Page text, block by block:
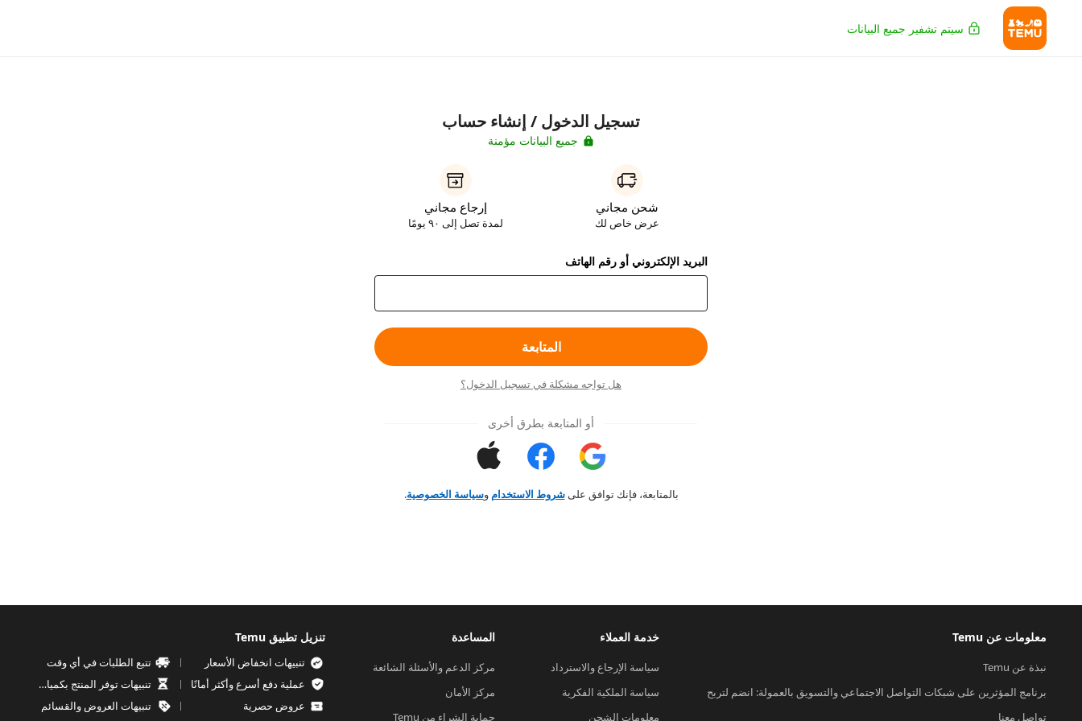
سيتم تشفير جميع البيانات
تسجيل الدخول / إنشاء حساب
جميع البيانات مؤمنة
شحن مجاني
عرض خاص لك
إرجاع مجاني
لمدة تصل إلى ٩٠ يومًا
البريد الإلكتروني أو رقم الهاتف
المتابعة
هل تواجه مشكلة في تسجيل الدخول؟
أو المتابعة بطرق أخرى
بالمتابعة، فإنك توافق علىشروط الاستخدام وسياسة الخصوصية.
معلومات عن Temu
نبذة عن Temu
برنامج المؤثرين على شبكات التواصل الاجتماعي والتسويق بالعمولة: انضم لتربح
تواصل معنا
خدمة العملاء
سياسة الإرجاع والاسترداد
سياسة الملكية الفكرية
معلومات الشحن
المساعدة
مركز الدعم والأسئلة الشائعة
مركز الأمان
حماية الشراء من Temu
تنزيل تطبيق Temu
تنبيهات انخفاض الأسعار
تتبع الطلبات في أي وقت
عملية دفع أسرع وأكثر أمانًا
تنبيهات توفر المنتج بكميات محدودة
عروض حصرية
تنبيهات العروض والقسائم